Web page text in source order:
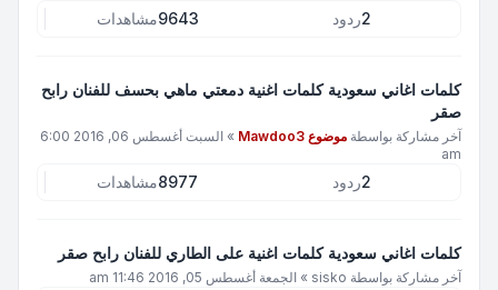
2ردود 9643مشاهدات
كلمات اغاني سعودية كلمات اغنية دمعتي ماهي بحسف للفنان رابح
صقر
آخر مشاركة بواسطة موضوع Mawdoo3 »
السبت أغسطس 06, 2016 6:00
am
2ردود 8977مشاهدات
كلمات اغاني سعودية كلمات اغنية على الطاري للفنان رابح صقر
آخر مشاركة بواسطة sisko
» الجمعة أغسطس 05, 2016 11:46 am